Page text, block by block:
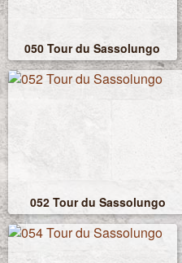
050 Tour du Sassolungo
052 Tour du Sassolungo